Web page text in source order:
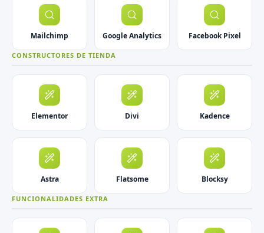
Mailchimp Google Analytics Facebook Pixel
CONSTRUCTORES DE TIENDA
Elementor Divi Kadence
Astra Flatsome Blocksy
FUNCIONALIDADES EXTRA